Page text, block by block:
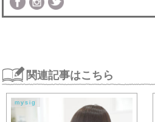
関連記事はこちら
mysig